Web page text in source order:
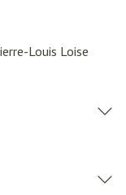
Louis Loise